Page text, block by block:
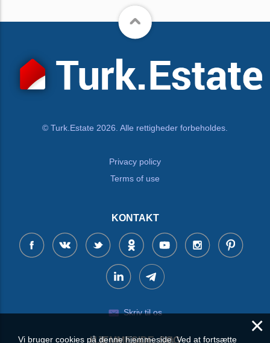
© Turk.Estate 2026. Alle rettigheder forbeholdes.
Privacy policy
Terms of use
KONTAKT
Skriv til os
HJEMMESIDE, SØG
×
Vi bruger cookies på denne hjemmeside. Ved at fortsætte